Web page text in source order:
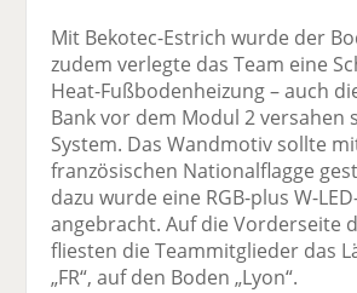
Mit Bekotec-Estrich wurde der
zudem verlegte das Team eine
Heat-Fußbodenheizung – auch
Bank vor dem Modul 2 versahen
System. Das Wandmotiv sollte
französischen Nationalflagge
dazu wurde eine RGB-plus W-
angebracht. Auf die Vorderseite
fliesten die Teammitglieder das
„FR“, auf den Boden „Lyon“.